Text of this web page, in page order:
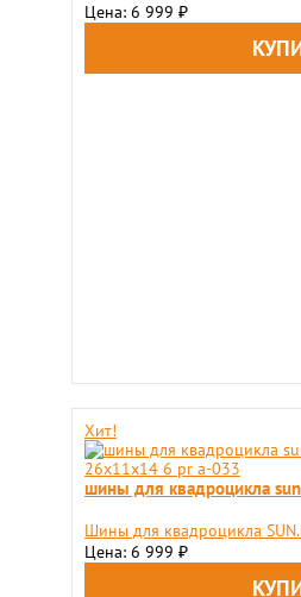
Цена: 6 999 ₽
Хит!
шины для квадроцикла
Шины для квадроцикла
Цена: 6 999 ₽